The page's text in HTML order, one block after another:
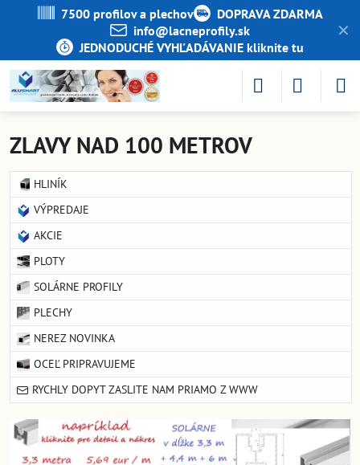
✕
7500 profilov a plechov
DOPRAVA ZDARMA
info​@lacneprofily​.sk
JEDNODUCHÉ VYHĽADÁVANIE kliknite tu
ZLAVY NAD 100 METROV
HLINÍK
VÝPREDAJE
AKCIE
PLOTY
SOLÁRNE PROFILY
PLECHY
NEREZ NOVINKA
OCEĽ PRIPRAVUJEME
RYCHLY DOPYT ZASLITE NAM PRIAMO Z WWW